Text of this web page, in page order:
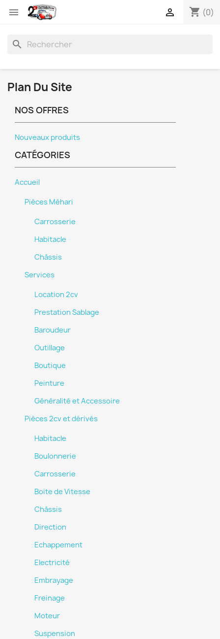
 shopping_cart (0)

search
Plan Du Site
NOS OFFRES
Nouveaux produits
CATÉGORIES
Accueil
Pièces Méhari
Carrosserie
Habitacle
Châssis
Services
Location 2cv
Prestation Sablage
Baroudeur
Outillage
Boutique
Peinture
Généralité et Accessoire
Pièces 2cv et dérivés
Habitacle
Boulonnerie
Carrosserie
Boite de Vitesse
Châssis
Direction
Echappement
Electricité
Embrayage
Freinage
Moteur
Suspension